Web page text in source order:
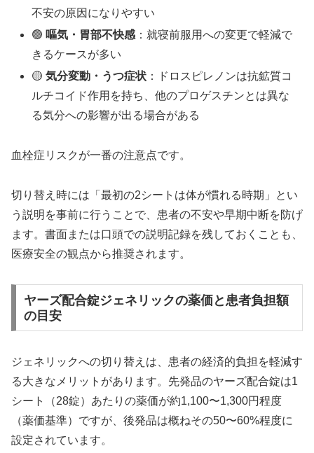
不安の原因になりやすい
🟢 嘔気・胃部不快感 ：就寝前服用への変更で軽減で
きるケースが多い
🟡気分変動・うつ症状 ：ドロスピレノンは抗鉱質コ
ルチコイド作用を持ち、他のプロゲスチンとは異な
る気分への影響が出る場合がある
血栓症リスクが一番の注意点です。
切り替え時には「最初の2シートは体が慣れる時期」とい
う説明を事前に行うことで、患者の不安や早期中断を防げ
ます。書面または口頭での説明記録を残しておくことも、
医療安全の観点から推奨されます。
ヤーズ配合錠ジェネリックの薬価と患者負担額
の目安
ジェネリックへの切り替えは、患者の経済的負担を軽減す
る大きなメリットがあります。先発品のヤーズ配合錠は1
シート（28錠）あたりの薬価が約1,100〜1,300円程度
（薬価基準）ですが、後発品は概ねその50〜60%程度に
設定されています。